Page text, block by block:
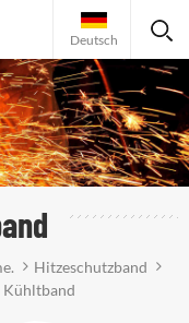
Deutsch
Hitzeschutzband